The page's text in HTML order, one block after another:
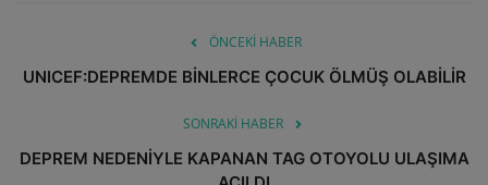
ÖNCEKI HABER
UNICEF:DEPREMDE BİNLERCE ÇOCUK ÖLMÜŞ OLABİLİR
SONRAKI HABER
DEPREM NEDENİYLE KAPANAN TAG OTOYOLU ULAŞIMA